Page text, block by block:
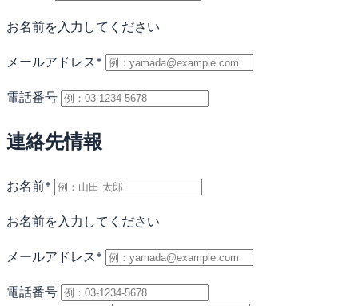
お名前を入力してください
メールアドレス*
電話番号
連絡先情報
お名前*
お名前を入力してください
メールアドレス*
電話番号